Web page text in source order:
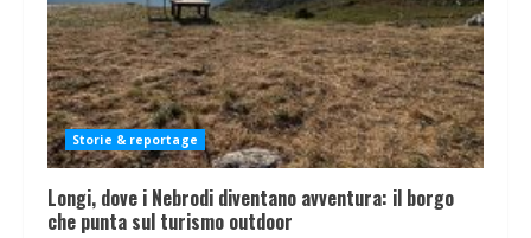
Storie & reportage
Longi, dove i Nebrodi diventano avventura: il borgo
che punta sul turismo outdoor